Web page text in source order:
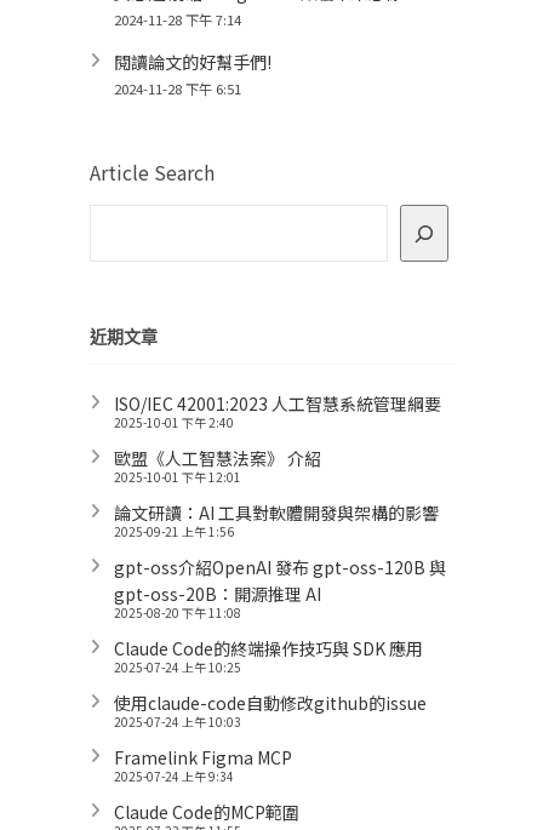
2024-11-28 下午 7:14
閱讀論文的好幫手們!
2024-11-28 下午 6:51
Article Search
近期文章
ISO/IEC 42001:2023 人工智慧系統管理綱要
2025-10-01 下午 2:40
歐盟《人工智慧法案》 介紹
2025-10-01 下午 12:01
論文研讀：AI 工具對軟體開發與架構的影響
2025-09-21 上午 1:56
gpt-oss介紹OpenAI 發布 gpt-oss-120B 與
gpt-oss-20B：開源推理 AI
2025-08-20 下午 11:08
Claude Code的終端操作技巧與 SDK 應用
2025-07-24 上午 10:25
使用claude-code自動修改github的issue
2025-07-24 上午 10:03
Framelink Figma MCP
2025-07-24 上午 9:34
Claude Code的MCP範圍